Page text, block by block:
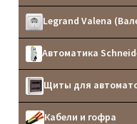
Legrand Valena
Автоматика
Щиты для
Кабели и гофра